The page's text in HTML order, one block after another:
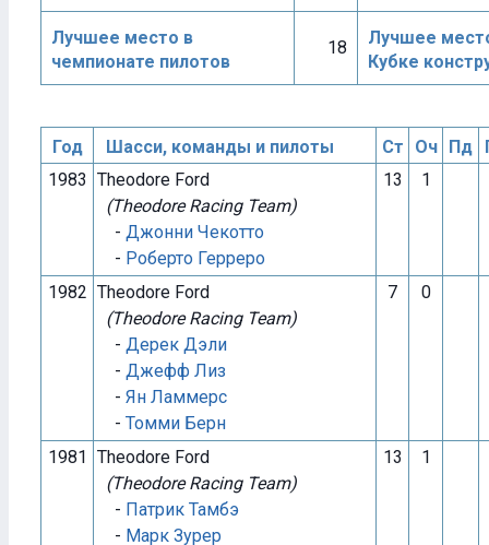
Лучшее место в
чемпионате пилотов
18
Лучшее
Кубке
Год Шасси, команды и пилоты Ст Оч Пд
1983 Theodore Ford
(Theodore Racing Team)
- Джонни Чекотто
- Роберто Герреро
13 1
1982 Theodore Ford
(Theodore Racing Team)
- Дерек Дэли
- Джефф Лиз
- Ян Ламмерс
- Томми Берн
7 0
1981 Theodore Ford
(Theodore Racing Team)
- Патрик Тамбэ
- Марк Зурер
13 1